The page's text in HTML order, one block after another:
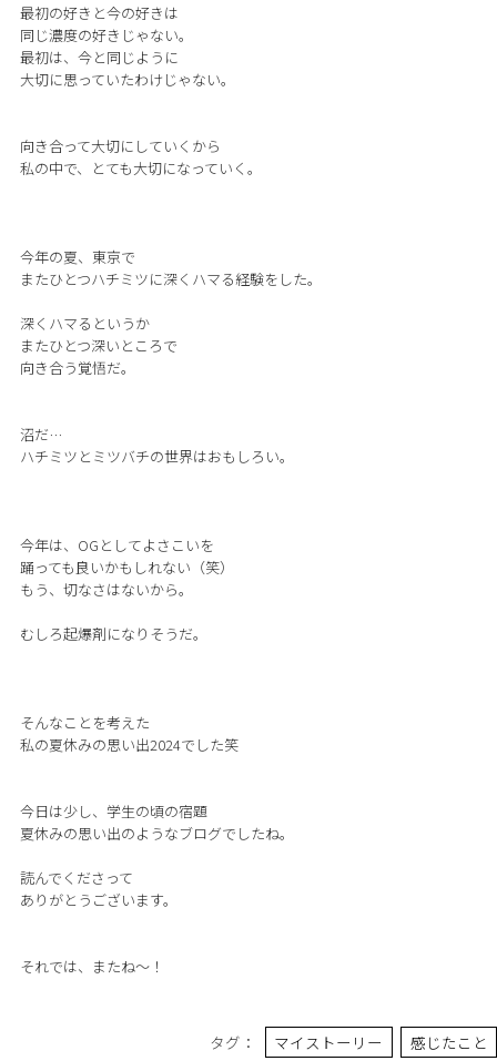
最初の好きと今の好きは
同じ濃度の好きじゃない。
最初は、今と同じように
大切に思っていたわけじゃない。
向き合って大切にしていくから
私の中で、とても大切になっていく。
今年の夏、東京で
またひとつハチミツに深くハマる経験をした。
深くハマるというか
またひとつ深いところで
向き合う覚悟だ。
沼だ…
ハチミツとミツバチの世界はおもしろい。
今年は、OGとしてよさこいを
踊っても良いかもしれない（笑）
もう、切なさはないから。
むしろ起爆剤になりそうだ。
そんなことを考えた
私の夏休みの思い出2024でした笑
今日は少し、学生の頃の宿題
夏休みの思い出のようなブログでしたね。
読んでくださって
ありがとうございます。
それでは、またね〜！
タグ： マイストーリー 感じたこと